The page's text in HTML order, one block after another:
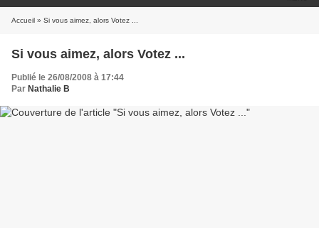
Accueil » Si vous aimez, alors Votez ...
Si vous aimez, alors Votez ...
Publié le 26/08/2008 à 17:44
Par Nathalie B